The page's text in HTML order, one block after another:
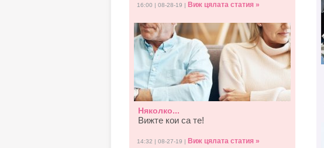
16:00 | 08-28-19 | Виж цялата статия »
Няколко...
Вижте кои са те!
14:32 | 08-27-19 | Виж цялата статия »